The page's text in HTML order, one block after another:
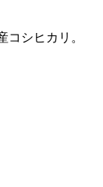
コシヒカリ。